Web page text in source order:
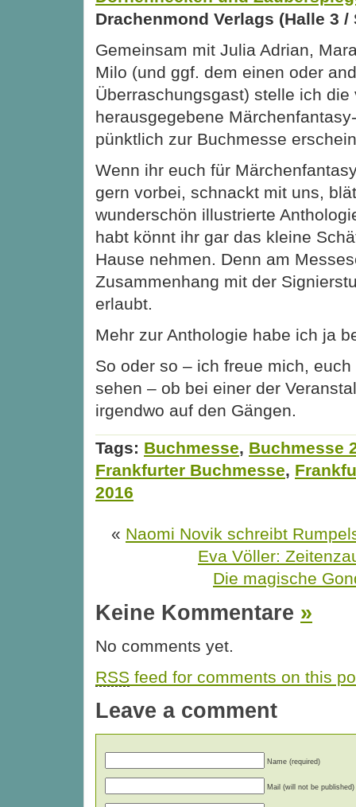
Drachenmond Verlags (Halle 3 /
Gemeinsam mit Julia Adrian,
Milo (und ggf. dem einen oder
Überraschungsgast) stelle ich die
herausgegebene
pünktlich zur Buchmesse
Wenn ihr euch für
gern vorbei, schnackt mit uns,
wunderschön illustrierte
habt könnt ihr gar das kleine
Hause nehmen. Denn am
Zusammenhang mit der
erlaubt.
Mehr zur Anthologie habe ich ja
So oder so – ich freue mich,
sehen – ob bei einer der
irgendwo auf den Gängen.
Tags: Buchmesse, Buchmesse
Frankfurter Buchmesse,
2016
« Naomi Novik schreibt
Eva Völler:
Die magische
Keine Kommentare »
No comments yet.
RSS feed for comments on this
Leave a comment
Name (required)
Mail (will not be published)